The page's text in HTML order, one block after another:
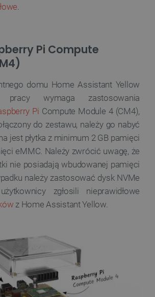
Pi Compute
domu Home Assistant Yellow
wymaga zastosowania
Pi Compute Module 4 (CM4),
do zestawu, należy go nabyć
jest płytka z minimum 2 GB pamięci
eMMC. Należy zwrócić uwagę, że
nie posiadają wbudowanej pamięci
należy zastosować dysk NVMe
zgłosili nieprawidłowe
z Home Assistant Yellow.